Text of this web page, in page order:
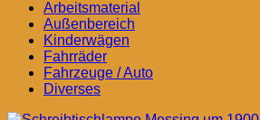
Arbeitsmaterial
Außenbereich
Kinderwägen
Fahrräder
Fahrzeuge / Auto
Diverses